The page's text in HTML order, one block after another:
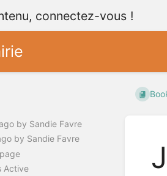
connectez-vous !
by Sandie Favre
by Sandie Favre
Active